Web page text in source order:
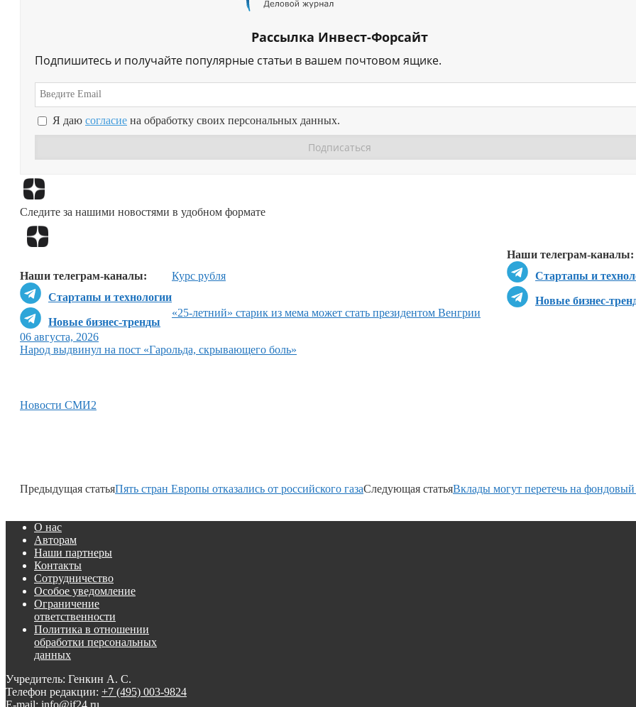
Рассылка Инвест-Форсайт
Подпишитесь и получайте популярные статьи в вашем почтовом ящике.
Я даю согласие на обработку своих персональных данных.
Следите за нашими новостями в удобном формате
Наши телеграм-каналы:
Стартапы и
Новые бизнес-
Наши телеграм-каналы:
Стартапы и технологии
Новые бизнес-тренды
Курс рубля
«25-летний» старик из мема может стать президентом Венгрии
06 августа, 2026
Народ выдвинул на пост «Гарольда, скрывающего боль»
Новости СМИ2
Предыдущая статьяПять стран Европы отказались от российского газаСледующая статьяВклады могут перетечь на
О нас
Авторам
Наши партнеры
Контакты
Сотрудничество
Особое уведомление
Ограничение
ответственности
Политика в отношении
обработки персональных
данных
Учредитель: Генкин А. С.
Телефон редакции: +7 (495) 003-9824